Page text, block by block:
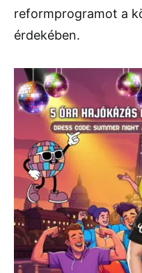
reformprogramot a
érdekében.